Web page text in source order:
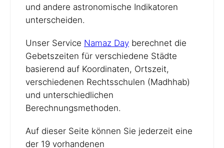
und andere astronomische Indikatoren
unterscheiden.
Unser Service Namaz Day berechnet die
Gebetszeiten für verschiedene Städte
basierend auf Koordinaten, Ortszeit,
verschiedenen Rechtsschulen (Madhhab)
und unterschiedlichen
Berechnungsmethoden.
Auf dieser Seite können Sie jederzeit eine
der 19 vorhandenen